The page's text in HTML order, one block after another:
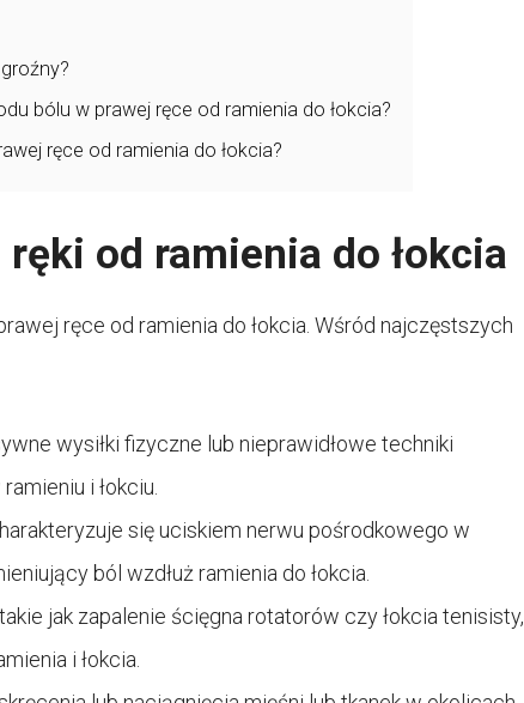
bólu w prawej ręce od ramienia do łokcia?
ręce od ramienia do łokcia?
od ramienia do łokcia
ręce od ramienia do łokcia. Wśród najczęstszych
wysiłki fizyczne lub nieprawidłowe techniki
i łokciu.
się uciskiem nerwu pośrodkowego w
ból wzdłuż ramienia do łokcia.
jak zapalenie ścięgna rotatorów czy łokcia tenisisty,
i łokcia.